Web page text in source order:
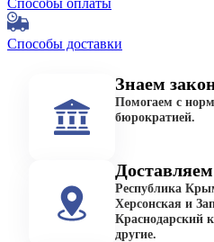
Способы доставки
Знаем
Помогаем с
бюрократией.
Республика
Херсонская и
Краснодарский
другие.